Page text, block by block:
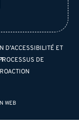
D’ACCESSIBILITÉ ET
DE
WEB